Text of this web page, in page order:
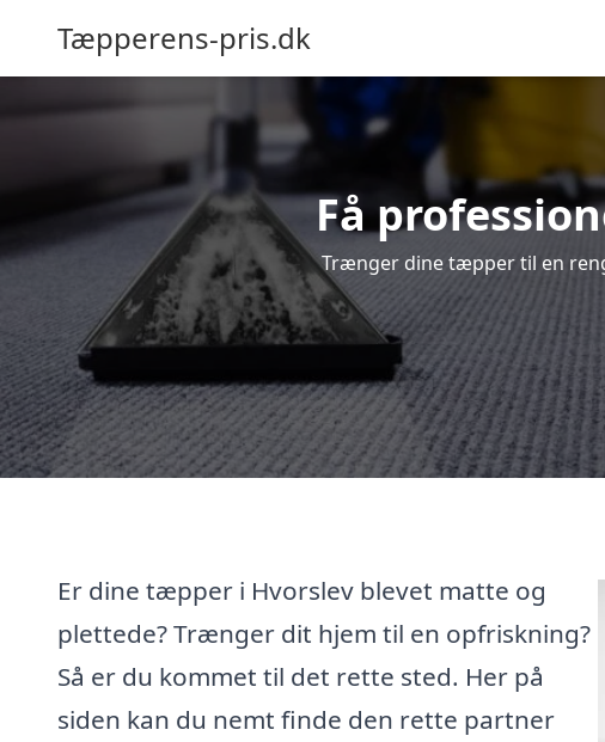
Tæpperens-pris.dk
Få
Trænger dine tæpper til en
Er dine tæpper i Hvorslev blevet matte og
plettede? Trænger dit hjem til en opfriskning?
Så er du kommet til det rette sted. Her på
siden kan du nemt finde den rette partner